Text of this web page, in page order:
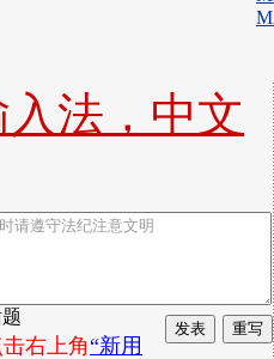
法，中文
右上角“新用